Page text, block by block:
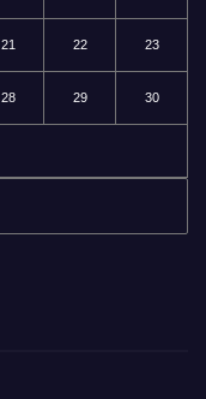
21 22 23
28 29 30